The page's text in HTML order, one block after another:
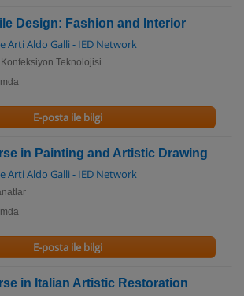
Design: Fashion and Interior
Arti Aldo Galli - IED Network
Teknolojisi
E-posta ile bilgi
in Painting and Artistic Drawing
Arti Aldo Galli - IED Network
E-posta ile bilgi
in Italian Artistic Restoration